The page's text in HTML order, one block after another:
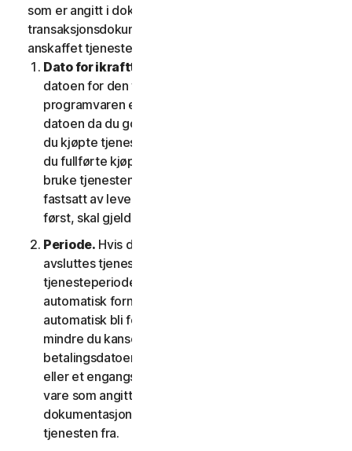
som er angitt i dokumentasjonen, eller i gjeldende
transaksjonsdokumentasjon fra leverandøren du har
anskaffet tjenesten fra.
Dato for ikrafttredelse.
datoen for den første installasjonen av
programvaren eller bruken av tjenesten; eller (b)
datoen da du godtok denne LSA-en; eller (c) hvis
du kjøpte tjenesten fra nettbutikken vår, datoen da
du fullførte kjøpet; eller (d) hvis du fikk retten til å
bruke tjenesten fra en leverandør, datoen som er
fastsatt av leverandøren, der datoen som kommer
først, skal gjelde.
Periode. Hvis du har et tidsbegrenset abonnement,
avsluttes tjenesten automatisk ved slutten av
tjenesteperioden. Hvis du har et abonnement med
automatisk fornyelse, vil tjenesteperioden
automatisk bli fornyet på fornyelsesdatoen, med
mindre du kansellerer abonnementsfornyelsen før
betalingsdatoen. Hvis du har en engangstjeneste
eller et engangsprodukt, vil tjenesteperioden din
vare som angitt i dokumentasjonen, eller relevant
dokumentasjon fra leverandøren som du anskaffet
tjenesten fra.